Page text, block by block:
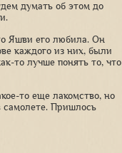
думать об этом до
Яшви его любила. Он
каждого из них, были
то лучше понять то, что
то еще лакомство, но
самолете. Пришлось